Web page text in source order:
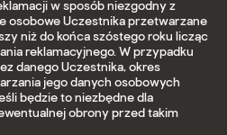
w sposób niezgodny z
osobowe Uczestnika przetwarzane
niż do końca szóstego roku licząc
reklamacyjnego. W przypadku
danego Uczestnika, okres
jego danych osobowych
będzie to niezbędne dla
obrony przed takim